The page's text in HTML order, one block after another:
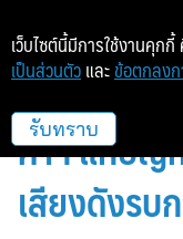
เขตคลองส
ค้าฯ แก้ปัญ
เสียงดังรบ
เว็บไซต์นี้มีการใช้งานคุกกี้
เป็นส่วนตัว และ ข้อตกลงก
รับทราบ